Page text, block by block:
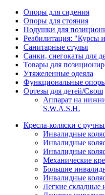
Опоры для сидения
Опоры для стояния
Подушки для
Реабилитация: "Курсы
Санитарные стулья
Санки, снегокаты для
Товары для
Утяжеленные одеяла
Функциональные
Ортезы для детей/Свош
Аппарат на
S.W.A.S.H.
Кресла-коляски с
Инвалидные
Инвалидные
Инвалидные
Механические
Большие
Инвалидные
Легкие складные